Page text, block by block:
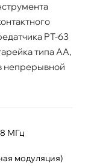
PT-63
типа АА,
непрерывной
МГц
модуляция)